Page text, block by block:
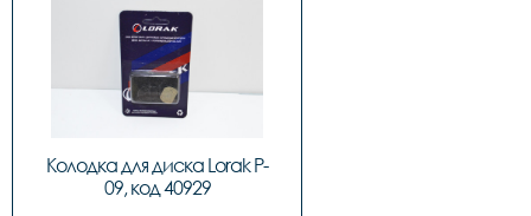
Колодка для диска Lorak P-
09, код 40929